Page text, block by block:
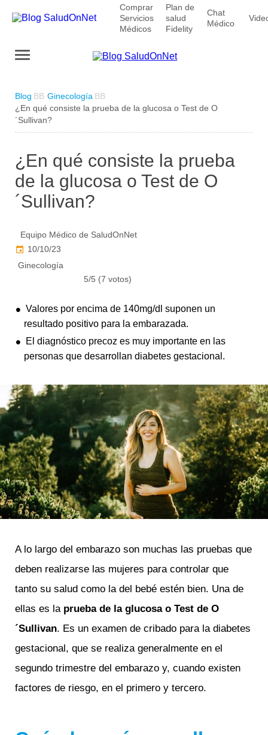
Comprar
Servicios
Médicos
Plan de
salud
Fidelity
Chat
Médico
Blog
Ginecología
¿En qué consiste la prueba de la glucosa o Test de O
´Sullivan?
¿En qué consiste la prueba
de la glucosa o Test de O
´Sullivan?
Equipo Médico de SaludOnNet
10/10/23
Ginecología
5/5 (7 votos)
Valores por encima de 140mg/dl suponen un
resultado positivo para la embarazada.
El diagnóstico precoz es muy importante en las
personas que desarrollan diabetes gestacional.
A lo largo del embarazo son muchas las pruebas que
deben realizarse las mujeres para controlar que
tanto su salud como la del bebé estén bien. Una de
ellas es la prueba de la glucosa o Test de O
´Sullivan. Es un examen de cribado para la diabetes
gestacional, que se realiza generalmente en el
segundo trimestre del embarazo y, cuando existen
factores de riesgo, en el primero y tercero.